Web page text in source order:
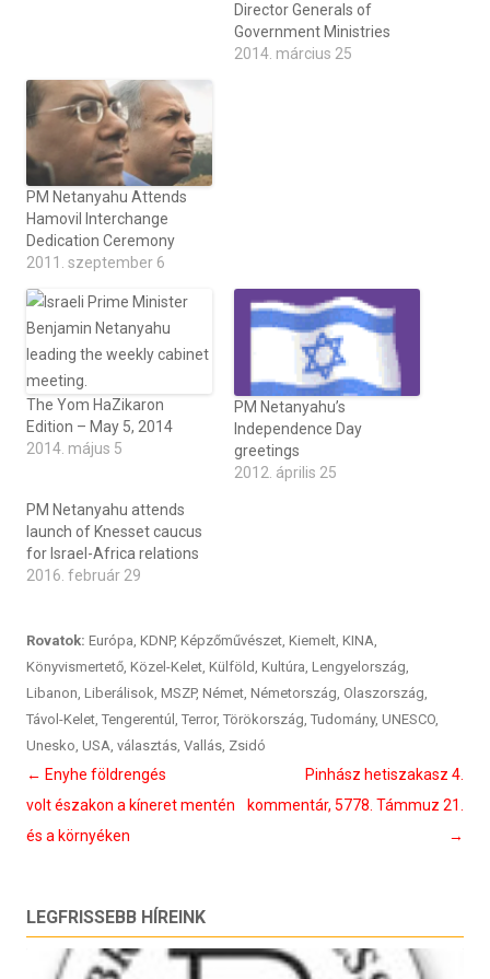
Director Generals of
Government Ministries
2014. március 25
PM Netanyahu Attends
Hamovil Interchange
Dedication Ceremony
2011. szeptember 6
The Yom HaZikaron
Edition – May 5, 2014
2014. május 5
PM Netanyahu’s
Independence Day
greetings
2012. április 25
PM Netanyahu attends
launch of Knesset caucus
for Israel-Africa relations
2016. február 29
Rovatok: Európa KDNP, Képzőművészet Kiemelt KINA
Könyvismertető Közel-Kelet Külföld Kultúra Lengyelország
Libanon Liberálisok MSZP, Német Németország Olaszország
Távol-Kelet Tengerentúl Terror, Törökország Tudomány, UNESCO
Unesko USA választás Vallás Zsidó
Bejegyzés
navigáció
← Enyhe földrengés
volt északon a kíneret mentén
és a környéken
Pinhász hetiszakasz 4.
kommentár, 5778. Támmuz 21.
→
LEGFRISSEBB HÍREINK